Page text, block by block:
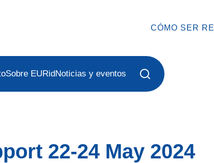
CÓMO SER
Sobre EURidNoticias y eventos
22-24 May 2024